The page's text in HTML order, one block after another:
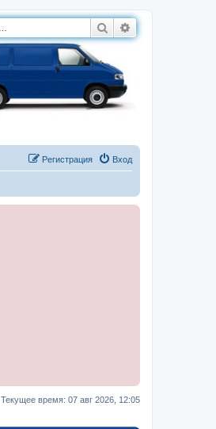
Поиск
Вход
Регистрация
Текущее время: 07 авг 2026, 12:05